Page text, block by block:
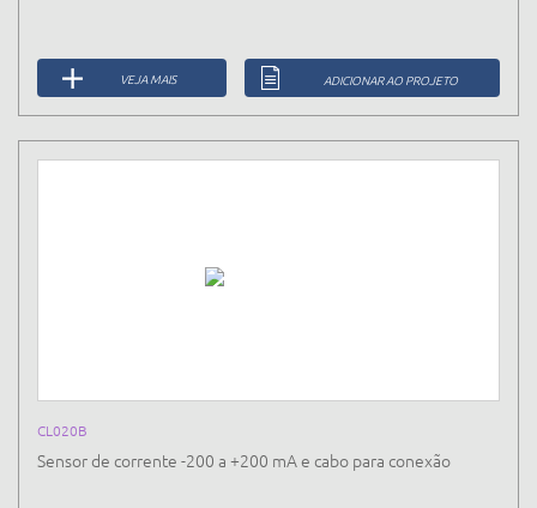
VEJA MAIS ADICIONAR AO PROJETO
CL020B
Sensor de corrente -200 a +200 mA e cabo para conexão